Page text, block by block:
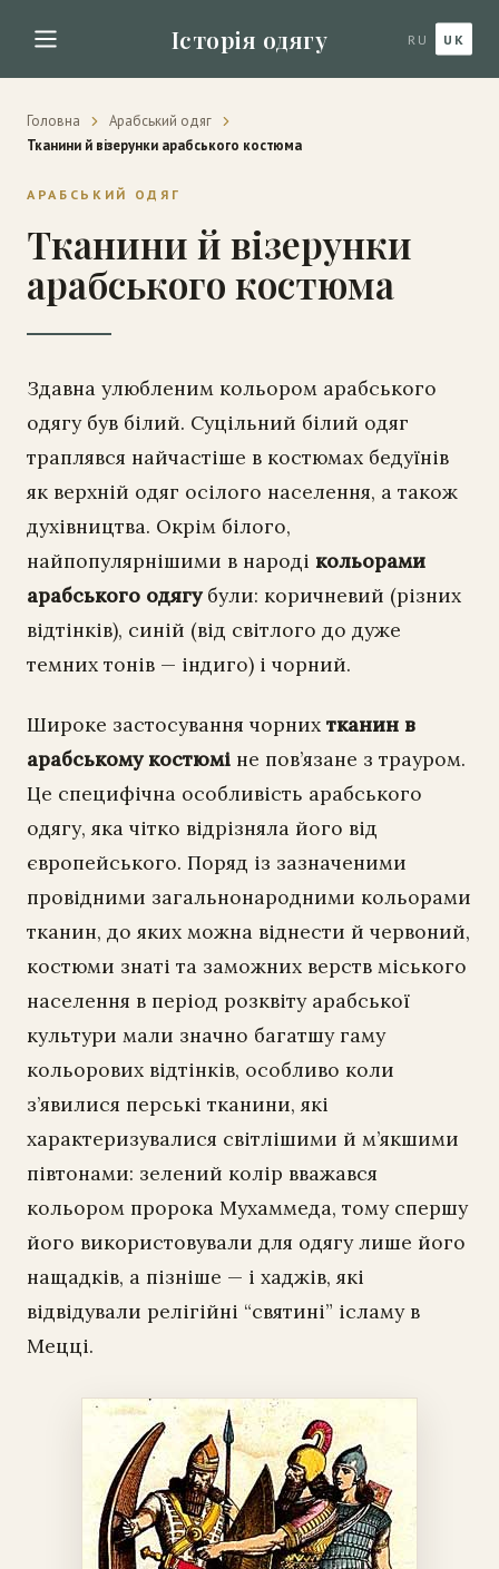
Історія одягу RU UK
Головна
Арабський одяг
Тканини й візерунки арабського костюма
АРАБСЬКИЙ ОДЯГ
Тканини й візерунки
арабського костюма
Здавна улюбленим кольором арабського
одягу був білий. Суцільний білий одяг
траплявся найчастіше в костюмах бедуїнів
як верхній одяг осілого населення, а також
духівництва. Окрім білого,
найпопулярнішими в народі кольорами
арабського одягубули: коричневий (різних
відтінків), синій (від світлого до дуже
темних тонів — індиго) і чорний.
Широке застосування чорних тканин в
арабському костюмі не пов’язане з трауром.
Це специфічна особливість арабського
одягу, яка чітко відрізняла його від
європейського. Поряд із зазначеними
провідними загальнонародними кольорами
тканин, до яких можна віднести й червоний,
костюми знаті та заможних верств міського
населення в період розквіту арабської
культури мали значно багатшу гаму
кольорових відтінків, особливо коли
з’явилися перські тканини, які
характеризувалися світлішими й м’якшими
півтонами: зелений колір вважався
кольором пророка Мухаммеда, тому спершу
його використовували для одягу лише його
нащадків, а пізніше — і хаджів, які
відвідували релігійні “святині” ісламу в
Мецці.